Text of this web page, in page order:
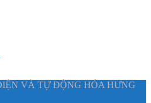
VÀ TỰ ĐỘNG HÓA HƯNG